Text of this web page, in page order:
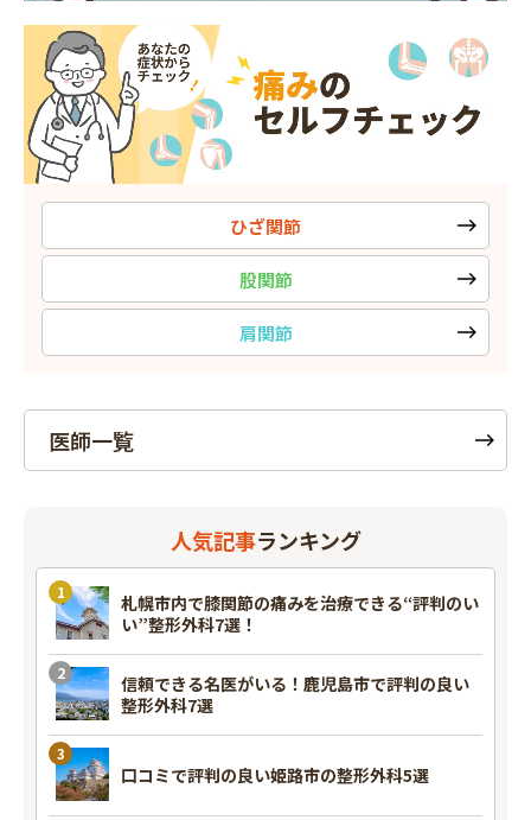
ひざ関節
股関節
肩関節
医師一覧
人気記事ランキング
札幌市内で膝関節の痛みを治療できる“評判のい
い”整形外科7選！
信頼できる名医がいる！鹿児島市で評判の良い
整形外科7選
口コミで評判の良い姫路市の整形外科5選